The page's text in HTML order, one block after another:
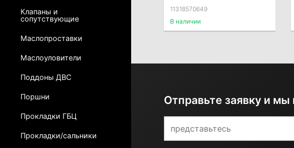
11318570649
В наличии
Отправьте заявку и
Клапаны и
сопутствующие
Маслопроставки
Маслоуловители
Поддоны ДВС
Поршни
Прокладки ГБЦ
Прокладки/сальники